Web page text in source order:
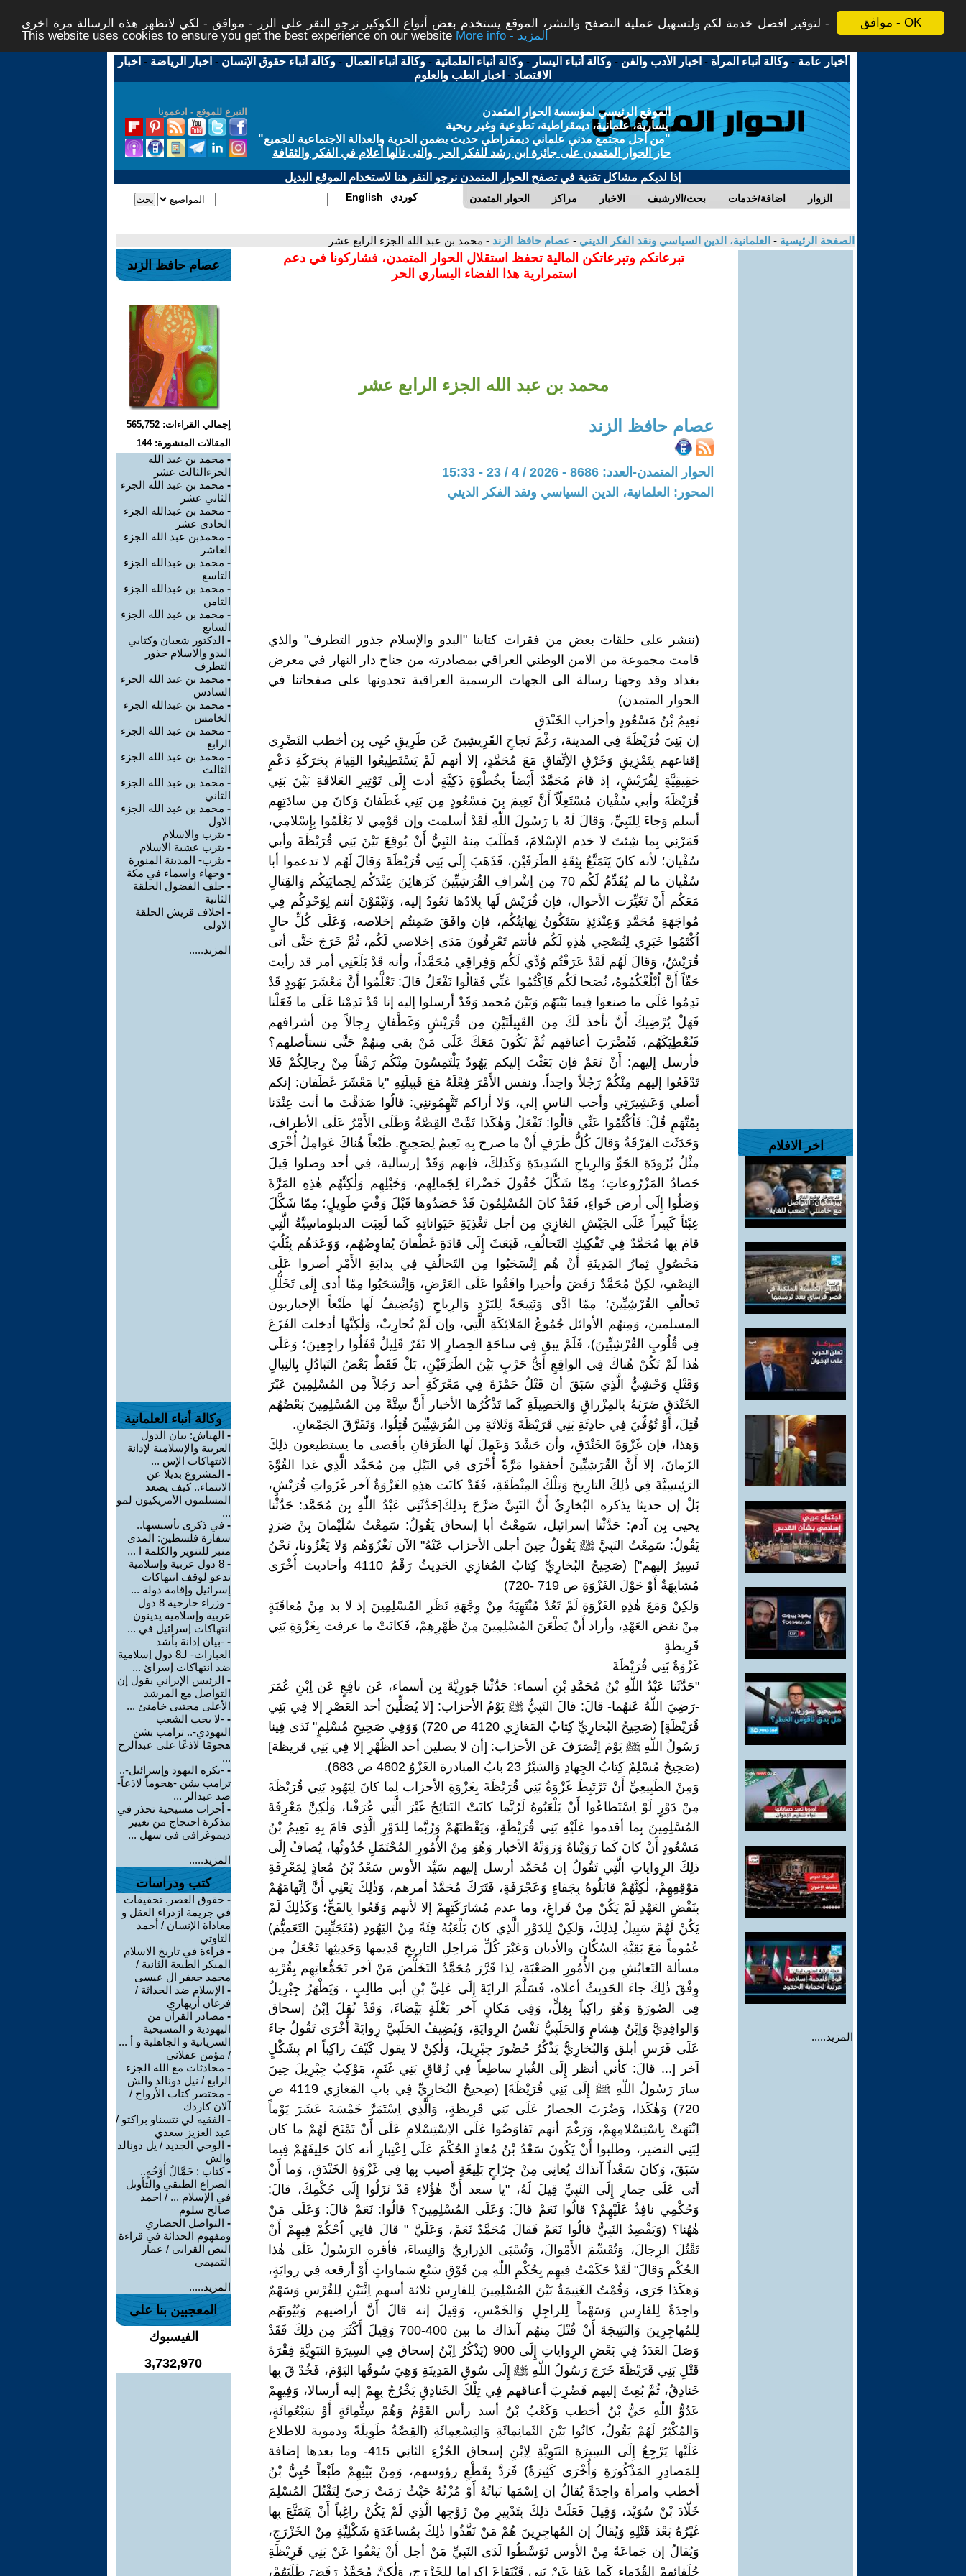
موافق - OK
لتوفير افضل خدمة لكم ولتسهيل عملية التصفح والنشر، الموقع يستخدم بعض أنواع الكوكيز نرجو النقر على الزر - موافق - لكي لاتظهر هذه الرسالة مرة اخرى -
This website uses cookies to ensure you get the best experience on our website
More info - المزيد
أخبار عامة -وكالة أنباء المرأة - اخبار الأدب والفن -وكالة أنباء اليسار -وكالة أنباء العلمانية -وكالة أنباء العمال -وكالة أنباء حقوق الإنسان - اخبار الرياضة - اخبار
الاقتصاد - اخبار الطب والعلوم
التبرع للموقع - ادعمونا
الموقع الرئيسي لمؤسسة الحوار المتمدن
يسارية، علمانية، ديمقراطية، تطوعية وغير ربحية
"من أجل مجتمع مدني علماني ديمقراطي حديث يضمن الحرية والعدالة الاجتماعية للجميع"
حاز الحوار المتمدن على جائزة ابن رشد للفكر الحر والتى نالها أعلام في الفكر والثقافة
إذا لديكم مشاكل تقنية في تصفح الحوار المتمدن نرجو النقر هنا لاستخدام الموقع البديل
الحوار المتمدن مراكز الاخبار بحث/الارشيف اضافة/خدمات الزوار English كوردي
الصفحة الرئيسية - العلمانية، الدين السياسي ونقد الفكر الديني - عصام حافظ الزند - محمد بن عبد الله الجزء الرابع عشر
اخر الافلام
المزيد.....
تبرعاتكم وتبرعاتكن المالية تحفظ استقلال الحوار المتمدن، فشاركونا في دعم
استمرارية هذا الفضاء اليساري الحر
محمد بن عبد الله الجزء الرابع عشر
عصام حافظ الزند
الحوار المتمدن-العدد: 8686 - 2026 / 4 / 23 - 15:33
المحور: العلمانية، الدين السياسي ونقد الفكر الديني
(ننشر على حلقات بعض من فقرات كتابنا "البدو والإسلام جذور التطرف" والذي
قامت مجموعة من الامن الوطني العراقي بمصادرته من جناح دار النهار في معرض
بغداد وقد وجهنا رسالة الى الجهات الرسمية العراقية تجدونها على صفحاتنا في
الحوار المتمدن)
نَعِيمُ بْنُ مَسْعُودٍ وأحزاب الخَنْدَقِ
إن بَنِيَ قُرَيْظَةَ فِي المدينة، رَغْمَ نَجاحِ القَرِيشِينَ عَن طَرِيقِ حُيِي بِن أخطب النَضْرِي
إقناعهم بِتَمْزِيقِ وَخَرْقِ الاِتِّفاقِ مَعَ مُحَمَّدٍ، إلا أنهم لَمْ يَسْتَطِيعُوا القِيامَ بِحَرَكَةِ دَعْمٍ
حَقِيقِيَّةٍ لِقُرَيْشٍ، إذ قامَ مُحَمَّدٌ أَيْضاً بِخُطْوَةٍ ذَكِيَّةٍ أدت إِلَى تَوْتِيرِ العَلاقَةِ بَيْنَ بَنِي
قُرَيْظَةَ وأبي سُفْيان مُسْتَغِلّاً أَنَّ نَعِيمَ بِنَ مَسْعُودٍ مِن بَنِي غَطَفانَ وَكانَ مِن سادَتِهِم
أسلم وَجاءَ لِلنَبِيِّ، وَقالَ لَهُ يا رَسُولَ اللّٰهِ لَقَدْ أسلمت وإن قَوْمِي لا يَعْلَمُوا بِإِسْلامِي،
فَمَرْنِي بِما شِئتَ لا خدم الإِسْلامَ، فَطَلَبَ مِنهُ النَبِيُّ أَنْ يُوقِعَ بَيْنَ بَنِي قُرَيْظَةَ وأبي
سُفْيان؛ لأنه كانَ يَتَمَتَّعُ بِثِقَةِ الطَرَفَيْنِ، فَذَهَبَ إِلَى بَنِي قُرَيْظَةَ وَقالَ لَهُم لا تدعموا أبا
سُفْيان ما لم يُقَدِّمُ لَكُم 70 مِن اِشْرافِ القُرَشِيِّينَ كَرَهائِنَ عِنْدَكُم لِحِمايَتِكُم وَالقِتالِ
مَعَكُم أَنْ تَغَيِّرَت الأحوال، فإن قُرَيْش لَها بِلادُها تَعُودُ إليه، وَتَبْقَوْنَ أنتم لِوَحْدِكُم فِي
مُواجَهَةِ مُحَمَّدِ وَعِنْدَئِذٍ سَتَكُونُ نِهايَتُكُم، فإن وافَقَ ضَمِنتُم إخلاصه، وَعَلَى كُلِّ حالٍ
اُكْتَمُوا خَبَرِي لِنُصْحِي هٰذِهِ لَكُم فأنتم تَعْرِفُونَ مَدَى إخلاصي لَكُم، ثُمَّ خَرَجَ حَتَّى أتى
قُرَيْشٌ، وَقالَ لَهُم لَقَدْ عَرَفْتُم وُدِّي لَكُم وَفِراقِي مُحَمَّداً، وأنه قَدْ بَلَغَنِي أمر قد رأيت
حَقّاً أَنَّ اُبْلُغْكُمُوهُ، نُصَحا لَكُم فَاِكْتُمُوا عَنِّي فَقالُوا نَفْعَلُ قالَ: تَعْلَّمُوا أَنَّ مَعْشَرَ يَهُودٍ قَدْ
نَدِمُوا عَلَى ما صنعوا فِيما بَيْنَهُم وَبَيْنَ مُحمد وَقَدْ أرسلوا إليه إنا قَدْ نَدِمْنا عَلَى ما فَعَلْنا
فَهَلْ يُرْضِيكَ أَنَّ نأخذ لَكَ مِن القَبِيلَتَيْنِ مِن قُرَيْشٍ وَغَطْفانِ رِجالاً مِن أشرافهم
فَنُعْطِيَكَهُم، فَتُضْرَبَ أعناقهم ثُمَّ نَكُونَ مَعَكَ عَلَى مَنْ بقي مِنهُمْ حَتَّى نستأصلهم؟
فأرسل إليهم: أَنْ نَعَمْ فإن بَعَثْتَ إليكم يَهُودٌ يَلْتَمِسُونَ مِنْكُم رَهْناً مِنْ رِجالِكُمْ فَلا
تَدْفَعُوا إليهم مِنْكُمْ رَجُلاً واحِداً. ونفس الأَمْرَ فِعْلَهُ مَعَ قَبِيلَتِهِ "يا مَعْشَرَ غَطَفان: إنكم
أصلي وَعَشِيرَتِي وأحب الناسِ إلي، وَلا أراكم تَتَّهِمُوننِي: قالُوا صَدَقْتَ ما أنت عِنْدَنا
بِمُتَّهَمٍ قُلْ: فَاُكْتُمُوا عَنِّي قالُوا: نَفْعَلُ وَهٰكَذا تَمَّتْ القِصَّةُ وَطَلَى الأَمْرُ عَلَى الأطراف،
وَحَدَثَت الفِرْقَةُ وَقالَ كُلُّ طَرَفٍ أَنْ ما صرح بِهِ نَعِيمٌ لِصَحِيحٍ. طَبْعاً هُناكَ عَوامِلُ أُخْرَى
مِثْلُ بُرُودَةِ الجَوِّ وَالرِياحِ الشَدِيدَةِ وَكَذٰلِكَ، فإنهم وَقَدْ إرسالية، فِي أحد وصلوا قِيلَ
حَصادُ المَزْرُوعاتِ؛ مِمّا شَكَّلَ حُقُولَ خَضْراءَ لِجَمالِهِم، وَخَيْلِهِم وَلٰكِنَّهُم هٰذِهِ المَرَّةَ
وَصَلُوا إِلَى أرض خَواءٍ، فَقَدْ كانَ المُسْلِمُونَ قَدْ حَصَدُوها قَبْلَ وَقْتٍ طَوِيلٍ؛ مِمّا شَكَّلَ
عِبْئاً كَبِيراً عَلَى الجَيْشِ الغازِي مِن أجل تَغْذِيَةِ حَيَواناتِهِ كَما لَعِبَت الدبلوماسِيَّةُ الَّتِي
قامَ بِها مُحَمَّدٌ فِي تَفْكِيكِ التَحالُفِ، فَبَعَثَ إِلَى قادَةِ غَطْفانَ يُفاوِضُهُم، وَوَعَدَهُم بِثُلُثٍ
مَحْصُولٍ ثِمارُ المَدِينَةِ أَنْ هُم اِنْسَحَبُوا مِن التَحالُفِ فِي بِدايَةِ الأَمْرِ أصروا عَلَى
النِصْفِ، لٰكِنَّ مُحَمَّدٌ رَفَضَ وأخيرا وافَقُوا عَلَى العَرْضِ، وَاِنْسَحَبُوا مِمّا أدى إِلَى تَخَلُّلِ
تَحالُفِ القُرْشِيِّينَ؛ مِمّا ادَّى وَنَتِيجَةً لِلبَرْدِ وَالرِياحِ (وَيُضِيفُ لَها طَبْعاً الإخباريون
المسلمين، وَمِنهُم الأوائل جُمُوعُ المَلائِكَةِ الَّتِي، وإن لَمْ تُحارِبْ، وَلٰكِنَّها أدخلت الفَزَعَ
فِي قُلُوبِ القُرْشِيِّينَ)، فَلَمْ يبق فِي ساحَةِ الحِصارِ إلا نَفَرٌ قَلِيلٌ قَفَلُوا راجِعِينَ؛ وَعَلَى
هٰذا لَمْ تَكُنْ هُناكَ فِي الواقِعِ أَيُّ حَرْبٍ بَيْنَ الطَرَفَيْنِ، بَلْ فَقَطْ بَعْضُ التَبادُلِ بِالنِبالِ
وَقَتْلٍ وَحْشِيٌّ الَّذِي سَبَقَ أن قَتْلُ حَمْزَةَ فِي مَعْرَكَةِ أحد رَجُلاً مِن المُسْلِمِينَ عَبْرَ
الخَنْدَقِ ضَرَبَهُ بِالمِزْراقِ وَالحَصِيلَةِ كَما تَذْكُرُها الأخبار أَنَّ سِتَّةً مِن المُسْلِمِينَ بَعْضُهُم
قُتِلَ، أَوْ تُوُفِّيَ فِي حادِثَةِ بَنِي قَرَيْظَةَ وَثَلاثَةٍ مِن القُرَشِيِّينَ قُتِلُوا، وَتَفَرَّقَ الجَمْعانِ.
وَهٰذا، فإن غَزْوَةَ الخَنْدَقِ، وأن حَشْدَ وَعَمِلَ لَها الطَرَفانِ بأقصى ما يستطيعون ذٰلِكَ
الزَمانَ، إلا أَنَّ القُرَشِيِّينَ أخفقوا مَرَّةً أُخْرَى فِي النَيْلِ مِن مُحَمَّد الَّذِي غدا القُوَّةَ
الرَئِيسِيَّةَ فِي ذٰلِكَ التارِيخِ وَتِلْكَ المِنْطَقَةِ، فَقَدْ كانَت هٰذِهِ الغَزْوَةُ آخر غَزَواتِ قُرَيْشٍ،
بَلْ إن حديثا يذكره البُخارِيِّ أَنَّ النَبِيَّ صَرَّحَ بِذٰلِكَ[حَدَّثَنِي عَبْدُ اللّٰهِ بِن مُحَمَّد: حَدَّثْنا
يحيى بِن آدم: حَدَّثْنا إسرائيل، سَمِعْتُ أبا إسحاق يَقُولُ: سَمِعْتُ سُلَيْمانَ بِنْ صَرَدٍ
يَقُولُ: سَمِعْتُ النَبِيَّ ﷺ يَقُولُ حِينَ أجلى الأحزاب عَنْهُ" الآن نَغْزُوَهُم وَلا يَغْزُونا، نَحْنُ
نَسِيرُ إليهم"] (صَحِيحُ البُخارِيِّ كِتابُ المُغازِي الحَدِيثُ رَقْمُ 4110 وأحاديث أُخْرَى
مُشابِهَةٌ أَوْ حَوْلَ الغَزْوَةِ ص 719 -720)
وَلٰكِنْ وَمَعَ هٰذِهِ الغَزْوَةِ لَمْ تَعُدْ مُنْتَهِيَةً مِنْ وِجْهَةِ نَظَرِ المُسْلِمِينَ إذ لا بد مِنْ مُعاقَبَةٍ
مِنْ نقض العَهْدِ، وأراد أَنْ يَطْعَنَ المُسْلِمِينَ مِنْ ظَهْرِهِمْ، فَكانَتْ ما عرفت بِغَزْوَةِ بَنِي
قَرِيظةٍ
غَزْوَةُ بَنِي قُرَيْظَةَ
"حَدَّثَنا عَبْدُ اللّٰهِ بْنُ مُحَمَّدِ بْنِ أسماء: حَدَّثْنا جَورِيَّةَ بِن أسماء، عَن نافِعٍ عَن اِبْنِ عُمَرَ
-رَضِيَ اللّٰهُ عَنهُما- قالَ: قالَ النَبِيُّ ﷺ يَوْمُ الأحزاب: [لا يُصَلِّينَ أحد العَصْرِ إلا فِي بَنِي
قُرَيْظَةٍ] (صَحِيحُ البُخارِيِّ كِتابُ المَغازِي 4120 ص 720) وَوَفِي صَحِيحِ مُسْلِمٍ" نَدَى فِينا
رَسُولُ اللّٰهِ ﷺ يَوْمَ اِنْصَرَفَ عَن الأحزاب: [أن لا يصلين أحد الظُهْرِ إلا فِي بَنِي قريظة]
(صَحِيحٌ مُسْلِمٌ كِتابُ الجِهادِ وَالسَيْرُ 23 بابُ المبادرة الغَزْوُ 4602 ص 683).
وَمِنْ الطَبِيعِيِّ أَنْ تَرْتَبِطَ غَزْوَةُ بَنِي قُرَيْظَةَ بِغَزْوَةِ الأحزاب لِما كانَ لِيَهُودِ بَنِي قُرَيْظَةَ
مِنْ دَوْرٍ لَوْ اِسْتَطاعُوا أَنْ يَلْعَبُوهُ لَرُبَّما كانَتْ النَتائِجُ غَيْرَ الَّتِي عُرَفْنا، وَلٰكِنَّ مَعْرِفَةَ
المُسْلِمِينَ بِما أقدموا عَلَيْهِ بَنِي قُرَيْظَةٍ، وَيَقْظتَهُمْ وَرُبَّما لِلدَوْرِ الَّذِي قامَ بِهِ نَعِيمُ بْنُ
مَسْعُودٍ أَنْ كانَ كَما رَوَيْناهُ وَرَوَتْهُ الأخبار وَهُوَ مِنْ الأُمُورِ المُحْتَمَلِ حُدُوثُها، يُضافُ إِلَى
ذٰلِكَ الرِواياتِ الَّتِي تَقُولُ إن مُحَمَّد أرسل إليهم سَيِّد الأوس سَعْدُ بْنُ مُعاذٍ لِمَعْرِفَةِ
مَوْقِفِهِمْ، لٰكِنَّهُمْ قابَلُوهُ بِجَفاءٍ وَعَجْرَفَةٍ، فَتَرَكَ مُحَمَّدٌ أمرهم، وَذٰلِكَ يَعْنِي أَنَّ اِتِّهامَهُمْ
بِنَقْضِ العَهْدِ لَمْ يَكُنْ مِنْ فَراغٍ، وما عدم مُشارَكَتِهِمْ إلا لأنهم وَقَعُوا بِالفَخِّ؛ وَكَذٰلِكَ لَمْ
يَكُنْ لَهُمْ سَبِيلٌ لِذٰلِكَ، وَلٰكِنْ لِلدَوْرِ الَّذِي كانَ يَلْعَبُهُ فِئَةً مِنْ اليَهُودِ (مُتَجَنِّبِينَ التَعَميُّمَ)
عُمُوماً مَعَ بَقِيَّةِ السُكّانِ والأديان وَعَبْرَ كُلِّ مَراحِلِ التارِيخِ قَدِيمها وَحَدِيثِها تَجْعَلُ مِن
مسألة التَعايُشِ مِن الأُمُورِ الصَعْبَةِ، لِذا قَرَّرَ مُحَمَّدٌ التَخَلُّصَ مَنْ آخر تَجَمُّعاتِهِم بِقُرْبِهِ
وِفْقَ ذٰلِكَ جاءَ الحَدِيثُ أعلاه، فَسَلَّمَ الرايَةَ إِلَى عَلِيِّ بْنِ أبي طالِبٍ ، وَيَظْهَرُ جِبْرِيلُ
فِي الصُورَةِ وَهُوَ راكِباً بِغِلٍّ، وَفِي مَكانٍ آخر بَغْلَةٍ بَيْضاءَ، وَقَدْ نُقِلَ اِبْنُ إسحاق
وَالواقِدِيَّ وَاِبْنُ هِشامٍ وَالحَلَبِيُّ نَفْسُ الرِوايَةِ، وَيُضِيفُ الحَلَبِيَّ رِوايَةً أُخْرَى تَقُولُ جاءَ
عَلَى فَرَسِ أبلق وَالبُخارِيُّ يَذْكُرُ حُضُورَ جِبْرِيلَ، وَلٰكِنْ لا يقول كَيْفَ راكِباً ام بِشَكْلٍ
آخر [... قالَ: كأني أنظر إِلَى الغُبارِ ساطِعاً فِي زُقاقِ بَنِي غَنَمٍ، مَوْكِبُ جِبْرِيلَ حِينَ
سارَ رَسُولُ اللّٰهِ ﷺ إِلَى بَنِي قُرَيْظَةَ] (صِحيحُ البُخارِيِّ فِي بابِ المَغازِي 4119 ص
720) وَهٰكَذا، وَضُرَبَ الحِصارُ عَلَى بَنِي قَرِيظةٍ، وَالَّذِي اِسْتَمَرَّ خَمْسَةَ عَشَرَ يَوْماً
اِنْتَهَتْ بِاِسْتِسْلامِهِمْ، وَرَغْمَ أنهم تَفاوَضُوا عَلَى الاِسْتِسْلامِ عَلَى أَنْ تَمْنَحَ لَهُمْ ما كان
لِبَنِي النضير، وطلبوا أَنْ يَكُونَ سَعْدُ بْنُ مُعاذٍ الحُكْمَ عَلَى اِعْتِبارِ أنه كانَ حَلِيفَهُمْ فِيما
سَبَقَ، وَكانَ سَعْداً آنذاك يُعانِي مِنْ جِرّاحٍ بَلِيغَةٍ أصيب بِها فِي غَزْوَةِ الخَنْدَقِ، وَما أَنْ
أتى عَلَى حِمارٍ إِلَى النَبِيِّ قِيلَ لَهُ، "يا سعد أَنَّ هٰؤُلاءِ قَدْ نَزَلُوا إِلَى حُكْمِكَ، قالَ:
وَحُكْمِي نافِذٌ عَلَيْهِمْ؟ قالُوا نَعَمْ قالَ: وَعَلَى المُسْلِمِينَ؟ قالُوا: نَعَمْ قالَ: وَعَلَى مَنْ
هٰهُنا؟ (وَيَقْصِدُ النَبِيُّ قالُوا نَعَمْ فَقالَ مُحَمَّدٌ نَعَمْ، وَعَلَيَّ " قالَ فانِي اُحْكُمْ فِيهِمْ أَنْ
تَقْتُلَ الرِجالَ، وَتُقَسِّمَ الأَمْوالَ، وَتُسْبَى الذِرارِيَّ وَالنِساءَ، فأقره الرَسُولُ عَلَى هٰذا
الحُكْمِ وَقالَ" لَقَدْ حَكَمْتُ فِيهِم بِحُكْمِ اللّٰهِ مِن فَوْقِ سَبْعِ سَماواتٍ أَوْ أرقعه فِي رِوايَةٍ،
وَهٰكَذا جَرَى، وَقُمْتُ الغَنِيمَةُ بَيْنَ المُسْلِمِينَ لِلفارِسِ ثلاثة أسهم اِثْنَيْنِ لِلفُرْسِ وَسَهْمٌ
واحِدَةٌ لِلفارِسِ وَسَهْماً لِلراجِلِ وَالخَمْسِ، وَقِيلَ إنه قالَ أَنَّ أراضيهم وَبُيُوتَهُم
لِلمُهاجِرِينَ وَالنَتِيجَةَ أَنْ قُتْلَ مِنهُم آنذاك ما بين 400-700 وَقِيلَ أَكْثَرَ مِن ذٰلِكَ فَقَدْ
وَصَلَ العَدَدُ فِي بَعْضِ الرِواياتِ إِلَى 900 (يَذْكُرُ اِبْنُ إسحاق فِي السِيرَةِ النَبَوِيَّةِ فِقْرَةَ
قَتْلِ بَنِي قَرَيْظَةَ خَرَجَ رَسُولُ اللّٰهِ ﷺ إِلَى سُوقِ المَدِينَةِ وَهِيَ سُوقُها اليَوْمَ، فَخُدْ قَ بِها
خَنادِقُ، ثُمَّ بُعِثَ إليهم فَضُرِبَ أعناقهم فِي تِلْكَ الخَنادِقِ يَخْرُجُ بِهِمْ إليه أرسالا، وَفِيهِمْ
عَدُوُّ اللّٰهِ حَيُّ بْنُ أخطب وَكَعْبُ بْنُ أسد رأس القَوْمُ وَهُمْ سِتُّمِائَةٍ أَوْ سَبْعُمِائَةٍ،
وَالمُكْثِرُ لَهُمْ يَقُولُ، كانُوا بَيْنَ الثَمانِمِائَةِ وَالتِسْعِمِائَةِ (القِصَّةُ طَوِيلَةً ودموية للاطلاع
عَلَيْها يَرْجِعُ إِلَى السِيرَةِ النَبَوِيَّةِ لِاِبْنِ إسحاق الجُزْءِ الثانِي 415- وما بعدها إضافة
لِلمَصادِرِ المَذْكُورَةِ وَأُخْرَى كَثِيرَةٌ) فَرَدَّ بِقَطْعِ رؤوسهم، وَمِنْ بَيْنِهِمْ طَبْعاً حُيِيُّ بْنُ
أخطب وامرأة واحِدَةً يُقالُ إن اِسْمَها نَباتُهُ أَوْ مُزْنُهُ حَيْثُ رَمَتْ رَحىً لِتَقْتُلَ المُسْلِمَ
خَلّادَ بْنْ سُوَيْد، وَقِيلَ فَعَلَتْ ذٰلِكَ بِتَدْبِيرٍ مِنْ زَوْجِها الَّذِي لَمْ يَكُنْ راغِباً أَنْ يَتَمَتَّعَ بِها
غَيْرُهُ بَعْدَ قَتْلِهِ وَيُقالُ إن المُهاجِرِينَ هُمْ مَنْ نَفَّذُوا ذٰلِكَ بِمُساعَدَةٍ شَكْلِيَّةٍ مِنْ الخَزْرَجِ،
وَيُقالُ إن جَماعَةً مِنْ الأوس تَوَسَّطُوا لَدَى النَبِيِّ مَنْ أجل أَنْ يَعْفُوا عَنْ بَنِي قَرِيْظَةِ
حُلَفائِهِمْ القُدَماءِ كَما عَفا عَنْ بَنِي قَيْنَقاعَ إكراما لِلخَزْرَجِ، وَلٰكِنَّ مُحَمَّدٌ رَفَضَ طَلَبَهُمْ،
عصام حافظ الزند
إجمالي القراءات: 565,752
المقالات المنشورة: 144
- محمد بن عبد الله
الجزءالثالث عشر
- محمد بن عبد الله الجزء
الثاني عشر
- محمد بن عبدالله الجزء
الحادي عشر
- محمدبن عبد الله الجزء
العاشر
- محمد بن عبدالله الجزء
التاسع
- محمد بن عبدالله الجزء
الثامن
- محمد بن عبد الله الجزء
السابع
- الدكتور شعبان وكتابي
البدو والاسلام جذور
التطرف
- محمد بن عبد الله الجزء
السادس
- محمد بن عبدالله الجزء
الخامس
- محمد بن عبد الله الجزء
الرابع
- محمد بن عبد الله الجزء
الثالث
- محمد بن عبد الله الجزء
الثاني
- محمد بن عبد الله الجزء
الاول
- يثرب والاسلام
- يثرب عشية الاسلام
- يثرب- المدينة المنورة
- وجهاء واسماء في مكة
- حلف الفضول الحلقة
الثانية
- احلاف قريش الحلقة
الاولى
المزيد.....
وكالة أنباء العلمانية
- الهباش: بيان الدول
العربية والإسلامية لإدانة
الانتهاكات الإس ...
- المشروع بديلا عن
الانتماء.. كيف يصعد
المسلمون الأمريكيون لمو
...
- في ذكرى تأسيسها..
سفارة فلسطين: المدى
منبر للتنوير والكلمة ا ...
-
8 دول عربية وإسلامية
تدعو لوقف انتهاكات
إسرائيل وإقامة دولة ...
-
وزراء خارجية 8 دول
عربية وإسلامية يدينون
انتهاكات إسرائيل في ...
- -بيان إدانة بأشد
العبارات- لـ8 دول إسلامية
ضد انتهاكات إسرائ ...
- الرئيس الإيراني يقول إن
التواصل مع المرشد
الأعلى مجتبى خامنئ ...
- -لا يحب الشعب
اليهودي-.. ترامب يشن
هجومًا لاذعًا على عبدالرح
...
- -يكره اليهود وإسرائيل-..
ترامب يشن -هجوماً لاذعاً-
ضد عبدالر ...
- أحزاب مسيحية تحذر في
مذكرة احتجاج من تغيير
ديموغرافي في سهل ...
المزيد.....
كتب ودراسات
- حقوق العصر. تحقيقات
في جريمة ازدراء العقل و
معاداة الإنسان / أحمد
التاوتي
- قراءة في تاريخ الاسلام
المبكر الطبعة الثانية /
محمد جعفر ال عيسى
- الإسلام ضد الحداثة /
فرغان أزيهاري
- مصادر القرآن من
اليهودية و المسيحية
السريانية و الجاهلية و أ ...
/ مؤمن عقلاني
- محادثات مع الله الجزء
الرابع / نيل دونالد والش
- مختصر كتاب الأرواح /
آلان كاردك
- الفقيه لي نتسناو براكتو /
عبد العزيز سعدي
- الوحي الجديد / يل دونالد
والش
-كتاب : حَمَّالُ أَوْجُهٍ..
الصراع الطبقي والتأويل
في الإسلام ... / احمد
صالح سلوم
- التواصل الحضاري
ومفهوم الحداثة في قراءة
النص القراني / عمار
التميمي
المزيد.....
المعجبين بنا على
الفيسبوك
3,732,970